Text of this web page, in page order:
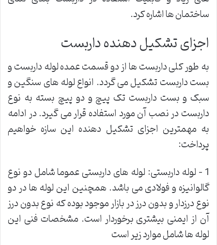
ساختمان ها اشاره کرد.
اجزای تشکیل دهنده داربست
به طور کلی داربست ها از دو قسمت عمده لوله داربست و
بست داربست تشکیل می گردد. انواع لوله های سنگین و
سبک و بست داربست تک پیچ و دو پیچ بسته به نوع
داربست در نصب آن مورد استفاده قرار می گیرد. در ادامه
به مهمترین اجزای تشکیل دهنده این سازه خواهیم
پرداخت:
1 – لوله داربستی: لوله های داربستی عموما شامل دو نوع
گالوانیزه و فولادی می باشد. همچنین این لوله ها در دو
نوع درزدار و بدون درز در بازار موجود بوده که نوع بدون درز
آن از ایمنی بیشتری برخوردار است. مشخصات فنی این
لوله ها شامل موارد زیر است